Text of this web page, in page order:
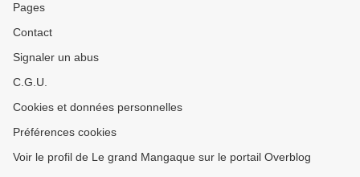
Pages
Contact
Signaler un abus
C.G.U.
Cookies et données personnelles
Préférences cookies
Voir le profil de Le grand Mangaque sur le portail Overblog